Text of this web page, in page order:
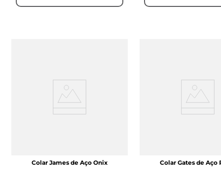
Colar James de Aço Onix Colar Gates de Aço